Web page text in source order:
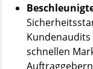
schnellen